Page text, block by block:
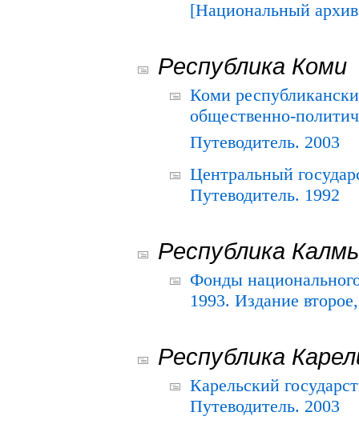
[Национальный
Республика Коми
Коми
общественно-
Путеводитель. 2003
Центральный
Путеводитель. 1992
Республика
Фонды
1993. Издание
Республика
Карельский
Путеводитель. 2003